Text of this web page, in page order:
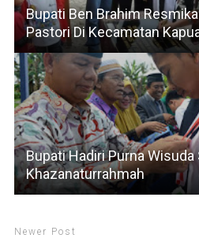
Bupati Ben Brahim
Pastori Di Kecamatan
Bupati Hadiri Purna
Khazanaturrahmah
Newer Post